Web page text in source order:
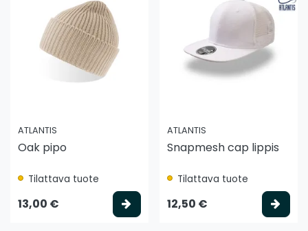
ATLANTIS
Oak pipo
Tilattava tuote
13,00 € Valitse vaihtoehto
ATLANTIS
Snapmesh cap lippis
Tilattava tuote
12,50 €